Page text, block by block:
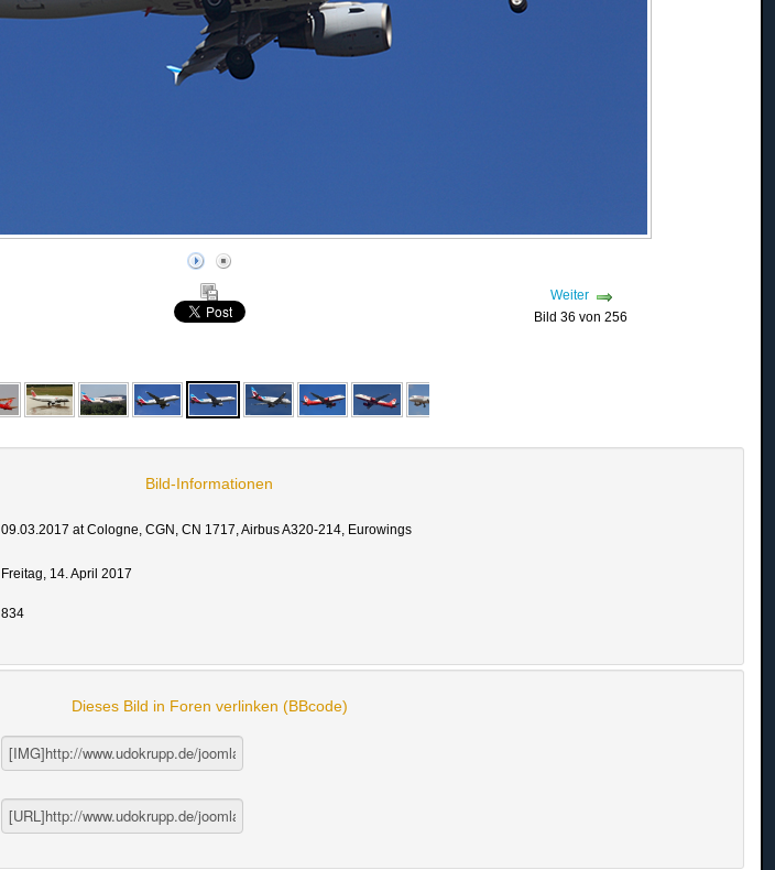
Weiter
Bild 36 von 256
Bild-Informationen
09.03.2017 at Cologne , CGN, CN 1717, Airbus A320-214, Eurowings
Freitag, 14. April 2017
834
Dieses Bild in Foren verlinken (BBcode)